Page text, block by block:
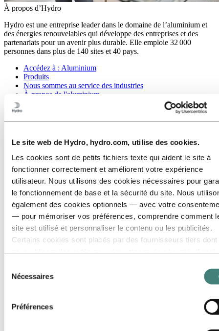
Le site web de Hydro, hydro.com, utilise des cookies.
Les cookies sont de petits fichiers texte qui aident le site à
fonctionner correctement et améliorent votre expérience
utilisateur. Nous utilisons des cookies nécessaires pour
le fonctionnement de base et la sécurité du site. Nous
également des cookies optionnels — avec votre
— pour mémoriser vos préférences, comprendre comment
site est utilisé et personnaliser le contenu ou les publicités.
Certains cookies sont placés par des fournisseurs tiers dont
collectées lors de votre utilisation de notre site avec d’autres
données que vous leur avez fournies ou qu’ils ont collectées
comme responsable d’un cookie tiers est le Responsable du
Nécessaires
Préférences
À propos d’Hydro
Hydro est une entreprise leader dans le domaine de l’aluminium et
des énergies renouvelables qui développe des entreprises et des
partenariats pour un avenir plus durable. Elle emploie 32 000
personnes dans plus de 140 sites et 40 pays.
Accédez à : Aluminium
Produits
Nous sommes au service des industries
À propos de l'aluminium
Accédez à :Energy
Notre approche
Rapport de développement durable
Feuille de route vers la neutralité carbone
Contact développement durable
Accédez à :
Carrières
Postes vacants
Étudiants et diplômés
La vie chez Hydro
Domaines de carrière
Rencontrez nos gens
Parcours de recrutement
Contact investisseurs
Actualités